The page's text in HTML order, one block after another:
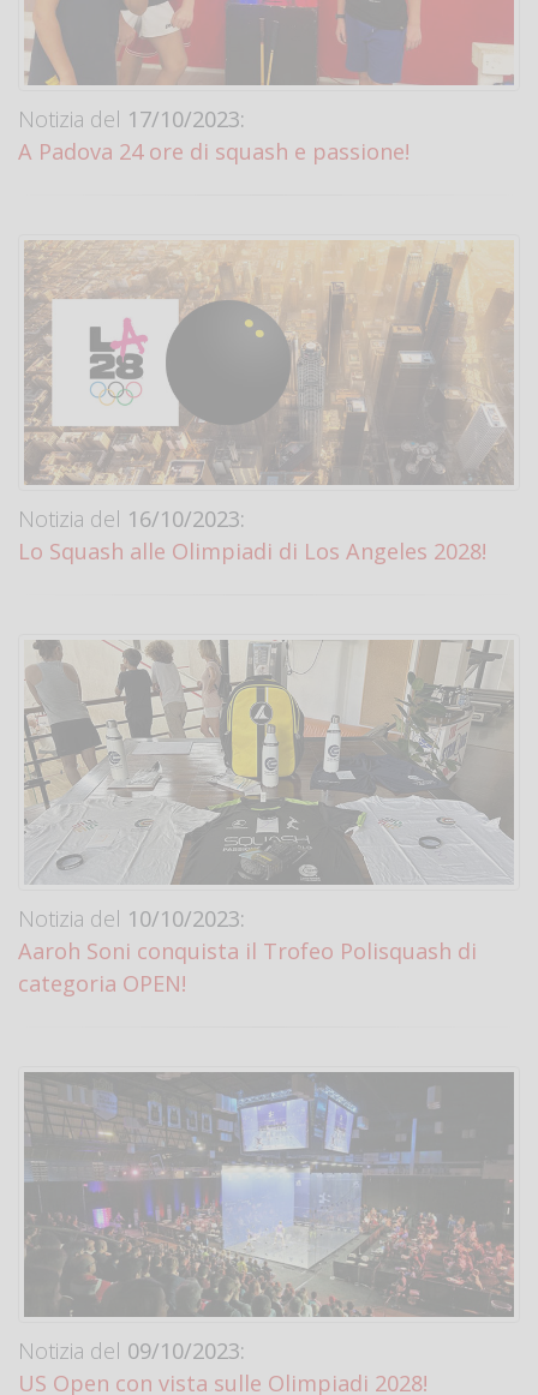
Notizia del 17/10/2023:
A Padova 24 ore di squash e passione!
Notizia del 16/10/2023:
Lo Squash alle Olimpiadi di Los Angeles 2028!
Notizia del 10/10/2023:
Aaroh Soni conquista il Trofeo Polisquash di
categoria OPEN!
Notizia del 09/10/2023:
US Open con vista sulle Olimpiadi 2028!